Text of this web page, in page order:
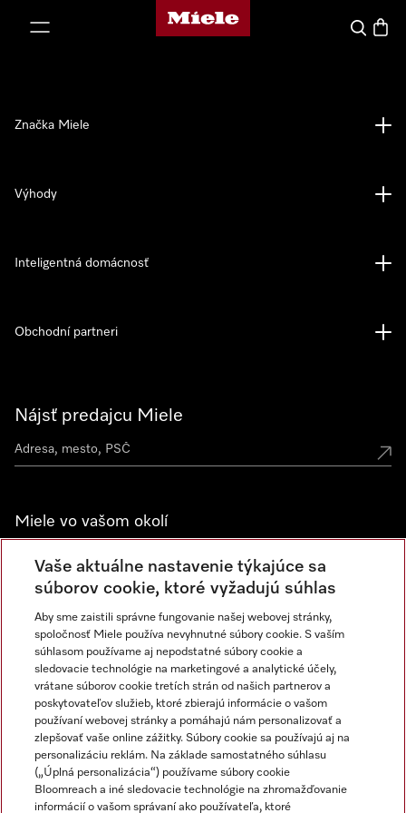
Domovská stránka spoločnosti Miele
Hľadať
Nájsť predajcu Miele
Miele vo vašom okolí
Spoznajte predajne Miele
Newsletter
Značka Miele
Výhody
Inteligentná domácnosť
Obchodní partneri
Miele na Instagrame
Miele na YouTube
Vaše aktuálne nastavenie týkajúce sa
súborov cookie, ktoré vyžadujú súhlas
Aby sme zaistili správne fungovanie našej webovej stránky,
spoločnosť Miele používa nevyhnutné súbory cookie. S vaším
súhlasom používame aj nepodstatné súbory cookie a
sledovacie technológie na marketingové a analytické účely,
vrátane súborov cookie tretích strán od našich partnerov a
poskytovateľov služieb, ktoré zbierajú informácie o vašom
používaní webovej stránky a pomáhajú nám personalizovať a
zlepšovať vaše online zážitky. Súbory cookie sa používajú aj na
personalizáciu reklám. Na základe samostatného súhlasu
(„Úplná personalizácia“) používame súbory cookie
Bloomreach a iné sledovacie technológie na zhromažďovanie
informácií o vašom správaní ako používateľa, ktoré